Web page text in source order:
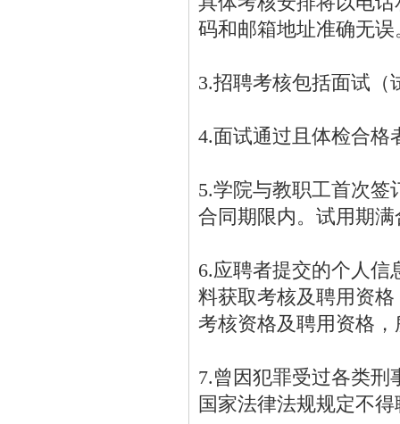
码和邮箱地址准确无
3.招聘考核包括面试（
4.面试通过且体检合格
5.学院与教职工首次签
合同期限内。试用期
6.应聘者提交的个人
料获取考核及聘用资
考核资格及聘用资格
7.曾因犯罪受过各类
国家法律法规规定不